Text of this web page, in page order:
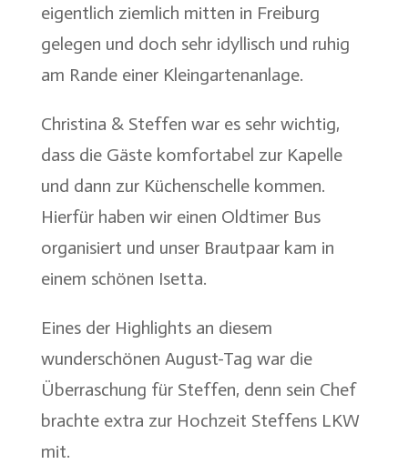
eigentlich ziemlich mitten in Freiburg
gelegen und doch sehr idyllisch und ruhig
am Rande einer Kleingartenanlage.
Christina & Steffen war es sehr wichtig,
dass die Gäste komfortabel zur Kapelle
und dann zur Küchenschelle kommen.
Hierfür haben wir einen Oldtimer Bus
organisiert und unser Brautpaar kam in
einem schönen Isetta.
Eines der Highlights an diesem
wunderschönen August-Tag war die
Überraschung für Steffen, denn sein Chef
brachte extra zur Hochzeit Steffens LKW
mit.